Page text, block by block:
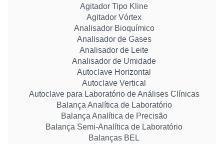
Agitador Tipo Kline
Agitador Vórtex
Analisador Bioquímico
Analisador de Gases
Analisador de Leite
Analisador de Umidade
Autoclave Horizontal
Autoclave Vertical
Autoclave para Laboratório de Análises Clínicas
Balança Analítica de Laboratório
Balança Analítica de Precisão
Balança Semi-Analítica de Laboratório
Balanças BEL